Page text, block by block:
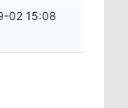
02 15:08